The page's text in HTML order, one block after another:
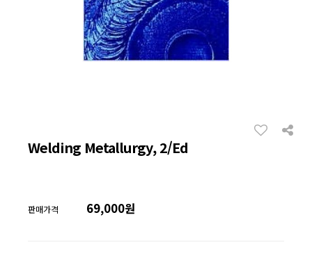
Welding Metallurgy, 2/Ed
판매가격 69,000원